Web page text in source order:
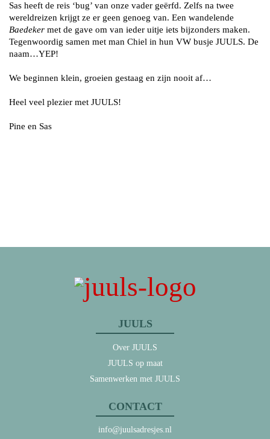
Sas heeft de reis ‘bug’ van onze vader geërfd. Zelfs na twee
wereldreizen krijgt ze er geen genoeg van. Een wandelende
Baedeker met de gave om van ieder uitje iets bijzonders maken.
Tegenwoordig samen met man Chiel in hun VW busje JUULS. De
naam…YEP!
We beginnen klein, groeien gestaag en zijn nooit af…
Heel veel plezier met JUULS!
Pine en Sas
JUULS
Over JUULS
JUULS op maat
Samenwerken met JUULS
CONTACT
info@juulsadresjes.nl